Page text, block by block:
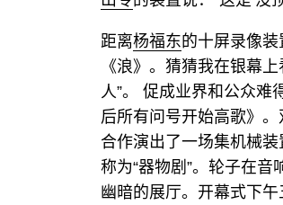
距离杨福东的十屏录像
《浪》。猜猜我在银幕上
人”。 促成业界和公众难
后所有问号开始高歌》
合作演出了一场集机械
称为“器物剧”。轮子在
幽暗的展厅。开幕式下